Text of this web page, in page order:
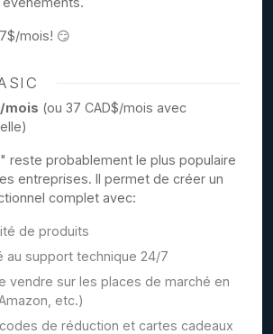
mois! 😏
mois (ou 37 CAD$/mois avec
reste probablement le plus populaire
entreprises. Il permet de créer un
complet avec:
de produits
au support technique 24/7
vendre sur les places de marché en
etc.)
de réduction et cartes cadeaux